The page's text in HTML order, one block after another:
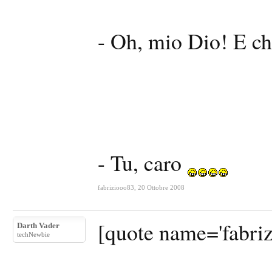
- Oh, mio Dio! E
- Tu, caro
fabriziooo83 20 Ottobre 2008
Darth Vader
techNewbie [quote